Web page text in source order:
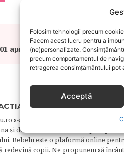
Folosim tehnologii precum
Facem acest lucru pentru a
(ne)personalizate.
precum comportamentul de
retragerea consimțământului
Acceptă
aprilie
BEBELU
s-a născut din plăcerea autorilor ei
şi de a realiza cel mai complex
Bebelu este o plaformă online
redevină copii. Ne propunem să